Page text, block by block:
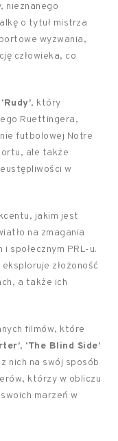
nieznanego
o tytuł mistrza
wyzwania,
człowieka, co
‘Rudy’, który
Ruettingera,
futbolowej Notre
ale także
w
jakim jest
na zmagania
społecznym PRL-u.
złożoność
a także ich
filmów, które
, ‘The Blind Side’
nich na swój sposób
którzy w obliczu
marzeń w